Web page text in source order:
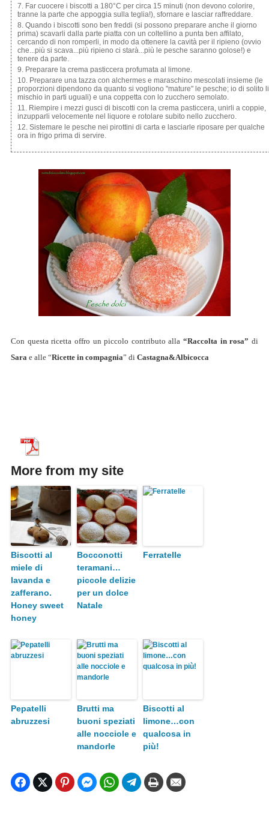
Far cuocere i biscotti a 180°C per circa 15 minuti (non devono colorire,
tranne la parte che appoggia sulla teglia!), sfornare e lasciar raffreddare.
Quando i biscotti sono ben freddi (si possono preparare anche il giorno
prima) scavarli dalla parte piatta con un coltellino a punta ben affilato,
cercando di non romperli, in modo da ottenere la cavità per il ripieno (ovvio
che...più si scava...più ripieno ci starà...più le pesche saranno golose!) e
tenere da parte.
Preparare la crema pasticcera profumata al limone.
Preparare una tazza con alchermes e maraschino mescolati insieme (le
proporzioni dipendono da quanto si vogliono "mature" le pesche; io di solito li
mischio in parti uguali) e una coppetta con lo zucchero semolato.
Riempire i mezzi gusci di biscotti con la crema pasticcera, unirli a coppie,
inzupparli velocemente nel liquore e rotolare subito nello zucchero.
Sistemare le pesche nei pirottini di carta e lasciarle riposare per qualche
ora in frigo prima di servire.
Con questa ricetta offro un piccolo contributo alla“Raccolta in rosa” di
Sara e alle “Ricette in compagnia” di Castagna&Albicocca
More from my site
Biscotti al
miele di
lavanda e
zafferano.
Honey sweet
honey
Bocconotti
teramani…
piccole delizie
per un dolce
Natale
Ferratelle
Pepatelli
abruzzesi
Brutti ma
buoni speziati
alle nocciole e
mandorle
Biscotti al
limone…con
qualcosa in
più!